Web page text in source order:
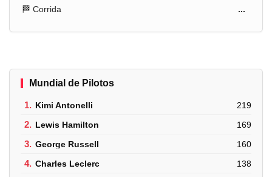
🏁 Corrida ...
Mundial de Pilotos
1. Kimi Antonelli 219
2. Lewis Hamilton 169
3. George Russell 160
4. Charles Leclerc 138